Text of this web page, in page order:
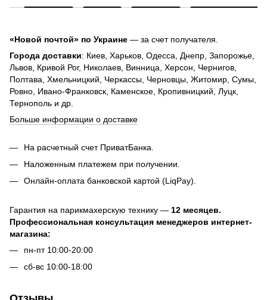
«Новой почтой» по Украине — за счет получателя.
Города доставки: Киев, Харьков, Одесса, Днепр, Запорожье,
Львов, Кривой Рог, Николаев, Винница, Херсон, Чернигов,
Полтава, Хмельницкий, Черкассы, Черновцы, Житомир, Сумы,
Ровно, Ивано-Франковск, Каменское, Кропивницкий, Луцк,
Тернополь и др.
Больше информации о доставке
На расчетный счет ПриватБанка.
Наложенным платежем при получении.
Онлайн-оплата банковской картой (LiqPay).
Гарантия на парикмахерскую технику — 12 месяцев.
Профессиональная консультация менеджеров интернет-
магазина:
пн-пт 10:00-20:00
сб-вс 10:00-18:00